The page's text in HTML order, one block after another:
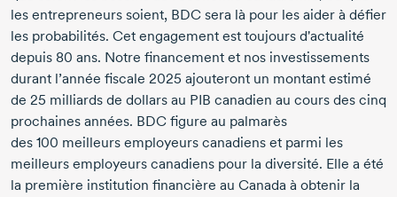
les entrepreneurs soient, BDC sera là pour les aider à défier
les probabilités. Cet engagement est toujours d'actualité
depuis 80 ans. Notre financement et nos investissements
durant l’année fiscale 2025 ajouteront un montant estimé
de 25 milliards de dollars au PIB canadien au cours des cinq
prochaines années. BDC figure au palmarès
des 100 meilleurs employeurs canadiens et parmi les
meilleurs employeurs canadiens pour la diversité. Elle a été
la première institution financière au Canada à obtenir la